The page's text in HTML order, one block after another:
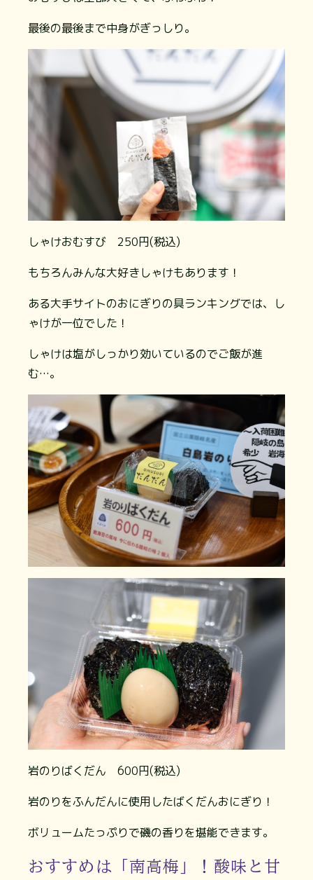
最後の最後まで中身がぎっしり。
しゃけおむすび 250円(税込)
もちろんみんな大好きしゃけもあります！
ある大手サイトのおにぎりの具ランキングでは、し
ゃけが一位でした！
しゃけは塩がしっかり効いているのでご飯が進
む…。
岩のりばくだん 600円(税込)
岩のりをふんだんに使用したばくだんおにぎり！
ボリュームたっぷりで磯の香りを堪能できます。
おすすめは「南高梅」！酸味と甘